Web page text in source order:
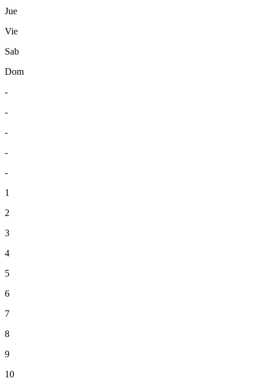
Jue
Vie
Sab
Dom
-
-
-
-
-
1
2
3
4
5
6
7
8
9
10